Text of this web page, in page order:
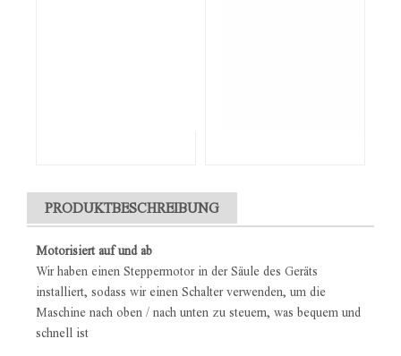
PRODUKTBESCHREIBUNG
Motorisiert auf und ab
Wir haben einen Steppermotor in der Säule des Geräts
installiert, sodass wir einen Schalter verwenden, um die
Maschine nach oben / nach unten zu steuern, was bequem und
schnell ist